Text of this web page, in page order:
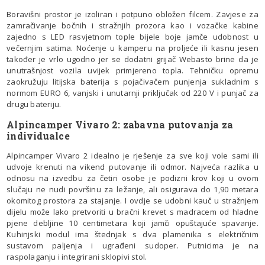
Boravišni prostor je izoliran i potpuno obložen filcem. Zavjese za
zamračivanje bočnih i stražnjih prozora kao i vozačke kabine
zajedno s LED rasvjetnom tople bijele boje jamče udobnost u
večernjim satima. Noćenje u kamperu na proljeće ili kasnu jesen
također je vrlo ugodno jer se dodatni grijač Webasto brine da je
unutrašnjost vozila uvijek primjereno topla. Tehničku opremu
zaokružuju litijska baterija s pojačivačem punjenja sukladnim s
normom EURO 6, vanjski i unutarnji priključak od 220 V i punjač za
drugu bateriju.
Alpincamper Vivaro 2: zabavna putovanja za
individualce
Alpincamper Vivaro 2 idealno je rješenje za sve koji vole sami ili
udvoje krenuti na vikend putovanje ili odmor. Najveća razlika u
odnosu na izvedbu za četiri osobe je podizni krov koji u ovom
slučaju ne nudi površinu za ležanje, ali osigurava do 1,90 metara
okomitog prostora za stajanje. I ovdje se udobni kauč u stražnjem
dijelu može lako pretvoriti u bračni krevet s madracem od hladne
pjene debljine 10 centimetara koji jamči opuštajuće spavanje.
Kuhinjski modul ima štednjak s dva plamenika s električnim
sustavom paljenja i ugrađeni sudoper. Putnicima je na
raspolaganju i integrirani sklopivi stol.